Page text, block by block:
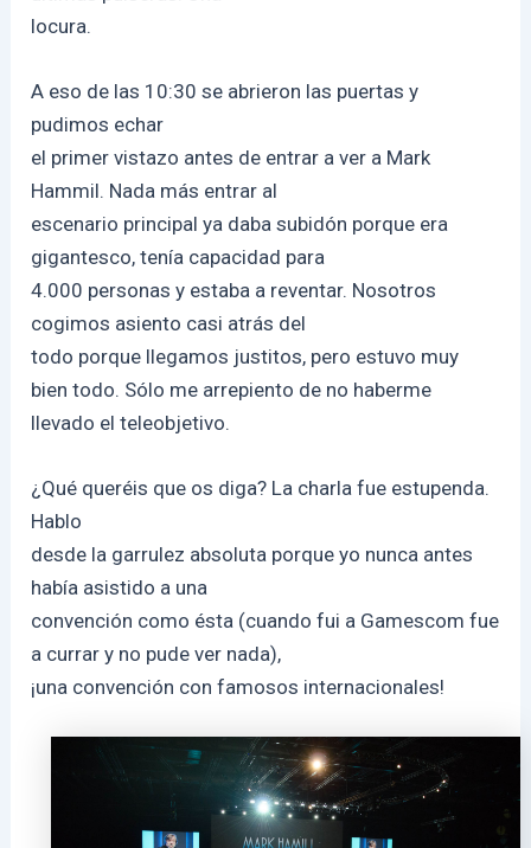
locura.
A eso de las 10:30 se abrieron las puertas y
pudimos echar
el primer vistazo antes de entrar a ver a Mark
Hammil. Nada más entrar al
escenario principal ya daba subidón porque era
gigantesco, tenía capacidad para
4.000 personas y estaba a reventar. Nosotros
cogimos asiento casi atrás del
todo porque llegamos justitos, pero estuvo muy
bien todo. Sólo me arrepiento de no haberme
llevado el teleobjetivo.
¿Qué queréis que os diga? La charla fue estupenda.
Hablo
desde la garrulez absoluta porque yo nunca antes
había asistido a una
convención como ésta (cuando fui a Gamescom fue
a currar y no pude ver nada),
¡una convención con famosos internacionales!